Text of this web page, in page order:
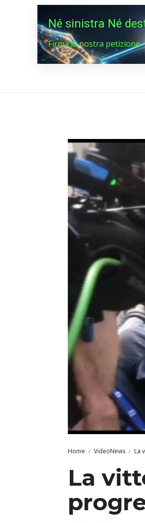
Né sinistra Né
Firma la nostra petizione
Home VideoNews La
La